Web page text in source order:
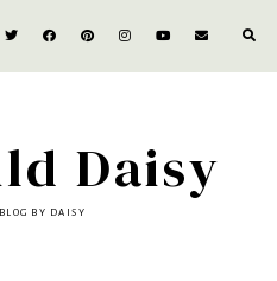
Daisy
BY DAISY